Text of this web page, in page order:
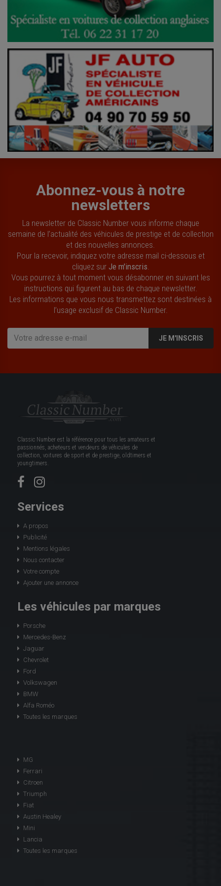
Abonnez-vous à notre
newsletters
La newsletter de Classic Number vous informe chaque
semaine de l’actualité des véhicules de prestige et de collection
et des nouvelles annonces.
Pour la recevoir, indiquez votre adresse mail ci-dessous et
cliquez sur Je m'inscris
Vous pourrez à tout moment vous désabonner en suivant les
instructions qui figurent au bas de chaque newsletter.
Les informations que vous nous transmettez sont destinées à
l’usage exclusif de Classic Number.
JE M'INSCRIS
Classic Number est la référence pour tous les amateurs et
passionnés, acheteurs et vendeurs de véhicules de
collection, voitures de sport et de prestige, oldtimers et
youngtimers.
Services
A propos
Publicité
Mentions légales
Nous contacter
Votre compte
Ajouter une annonce
Les véhicules par marques
Porsche
Mercedes-Benz
Jaguar
Chevrolet
Ford
Volkswagen
BMW
Alfa Roméo
Toutes les marques
MG
Ferrari
Citroen
Triumph
Fiat
Austin Healey
Mini
Lancia
Toutes les marques